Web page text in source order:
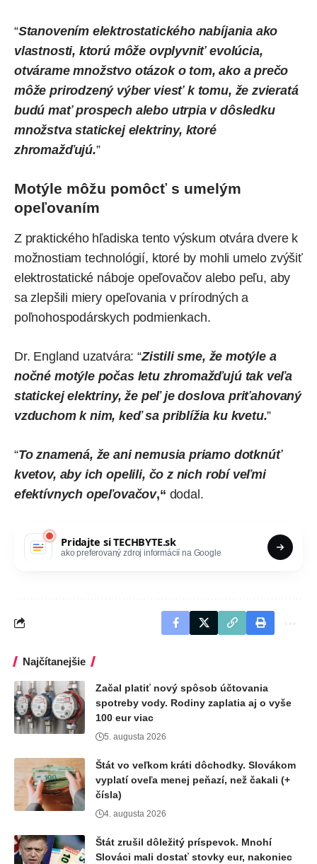
“Stanovením elektrostatického nabíjania ako
vlastnosti, ktorú môže ovplyvniť evolúcia,
otvárame množstvo otázok o tom, ako a prečo
môže prirodzený výber viesť k tomu, že zvieratá
budú mať prospech alebo utrpia v dôsledku
množstva statickej elektriny, ktoré
zhromažďujú.”
Motýle môžu pomôcť s umelým
opeľovaním
Z praktického hľadiska tento výskum otvára dvere k
možnostiam technológií, ktoré by mohli umelo zvýšiť
elektrostatické náboje opeľovačov alebo peľu, aby
sa zlepšili miery opeľovania v prírodných a
poľnohospodárskych podmienkach.
Dr. England uzatvára: “Zistili sme, že motýle a
nočné motýle počas letu zhromažďujú tak veľa
statickej elektriny, že peľ je doslova priťahovaný
vzduchom k nim, keď sa priblížia ku kvetu.”
“To znamená, že ani nemusia priamo dotknúť
kvetov, aby ich opelili, čo z nich robí veľmi
efektívnych opeľovačov,“ dodal.
Pridajte siTECHBYTE.sk
ako preferovaný zdroj informácií na Google
Najčítanejšie
Začal platiť nový spôsob účtovania
spotreby vody. Rodiny zaplatia aj o vyše
100 eur viac
5. augusta 2026
Štát vo veľkom kráti dôchodky. Slovákom
vyplatí oveľa menej peňazí, než čakali (+
čísla)
4. augusta 2026
Štát zrušil dôležitý príspevok. Mnohí
Slováci mali dostať stovky eur, nakoniec